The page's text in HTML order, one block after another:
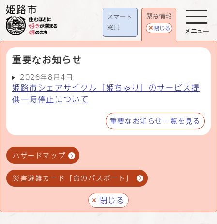
スマート
窓口
緊急情報
閉じる
重要なお知らせ
2026年8月4日
姫路市シェアサイクル「姫ちゃり」のサービス提
供一時停止について
重要なお知らせ一覧を見る
ハザードマップ
災害避難カード「命のパスポート」
閉じる
メニュー